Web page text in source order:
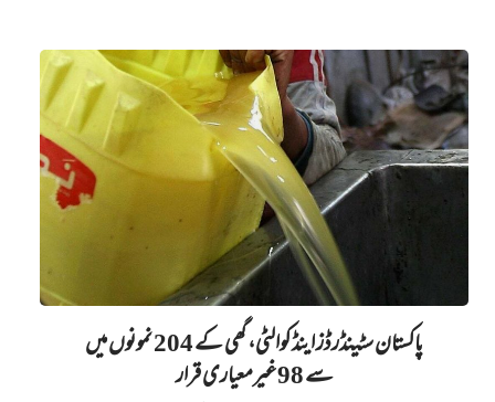
پاکستان سٹینڈرڈز اینڈ کوالٹی، گھی کے 204 نمونوں میں‌
سے 98 غیرمعیاری قرار